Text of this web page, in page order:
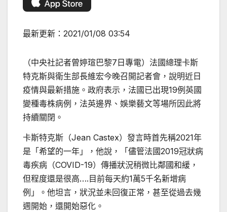
最新更新： 2021/01/08 03:54
（中央社記者曾婷瑄巴黎7日專電）法國總理卡斯
特克斯與衛生部長維宏今晚召開記者會，說明近日
疫情與最新措施。政府表示，法國已出現19例英國
變種毒株病例，法英邊界、娛樂藝文等場所因此將
持續關閉。
卡斯特克斯（Jean Castex）發言時首先稱2021年
是「希望的一年」，他說，「儘管法國2019冠狀病
毒疾病（COVID-19）傳播狀況稍微比鄰國和緩，
但程度還是很高….目前每天約1萬5千名新增病
例」。他坦言，狀況並未回復正常，甚至從過去幾
週開始，還開始惡化。